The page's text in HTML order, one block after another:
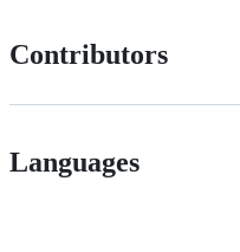
Contributors
Languages